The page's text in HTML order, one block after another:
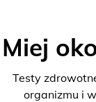
Miej
Testy
organizmu i